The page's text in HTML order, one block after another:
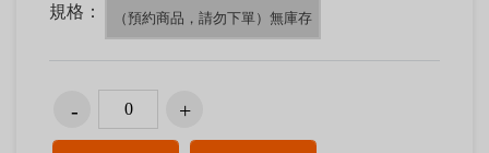
規格：
（預約商品，請勿下單）無庫存